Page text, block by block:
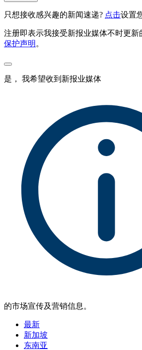
只想接收感兴趣的新闻速递? 点击设置
注册即表示我接受新报业媒体不时更新
保护声明 。
是， 我希望收到新报业媒体
的市场宣传及营销信息。
最新
新加坡
东南亚